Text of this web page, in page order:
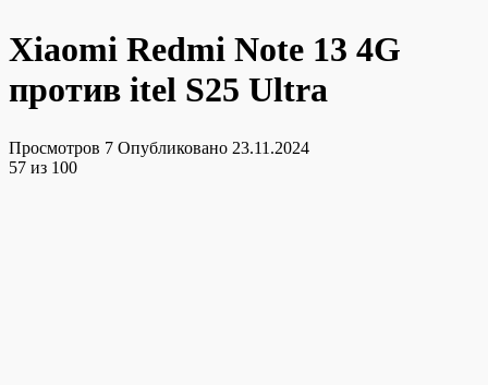
Xiaomi Redmi Note 13 4G
против itel S25 Ultra
Просмотров 7 Опубликовано 23.11.2024
57 из 100